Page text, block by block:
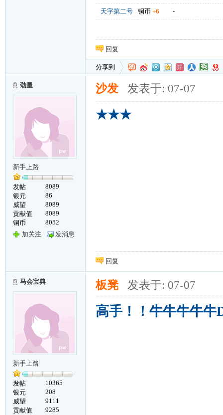
天字第二号 铜币 +6 -
回复
分享到
劲量
新手上路
发帖
8089
银元
86
威望
8089
贡献值
8089
铜币
8052
加关注
发消息
沙发 发表于: 07-07
★★★
回复
马会宝典
新手上路
发帖
10365
银元
208
威望
9111
贡献值
9285
板凳 发表于: 07-07
高手！！牛牛牛牛